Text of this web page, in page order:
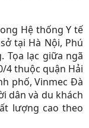
Hệ thống Y tế
tại Hà Nội, Phú
Tọa lạc giữa ngã
4 thuộc quận Hải
phố, Vinmec Đà
dân và du khách
lượng cao theo